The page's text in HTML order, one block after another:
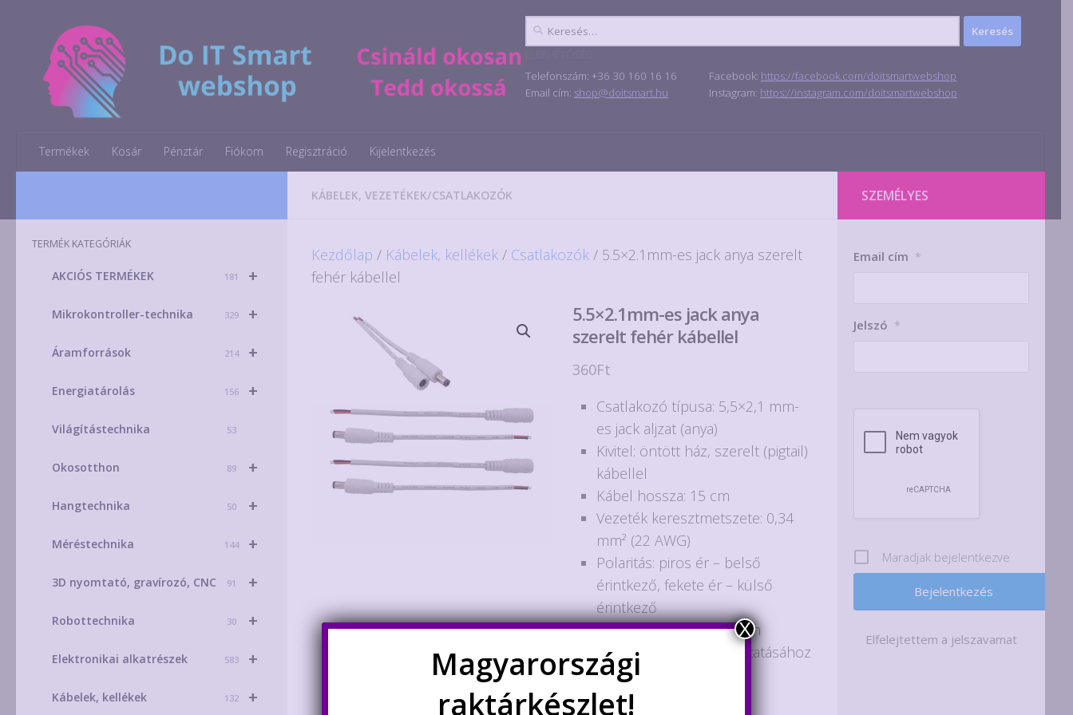
Skip to content Keresés:
Telefonszám: +36 30 160 16 16 Facebook: https://facebook.com/doitsmartwebshop
Email cím: shop@doitsmart.hu Instagram: https://instagram.com/doitsmartwebshop
Termékek Kosár Pénztár Fiókom Regisztráció Kijelentkezés
KÁBELEK, VEZETÉKEK/CSATLAKOZÓK
Kezdőlap / Kábelek, kellékek / Csatlakozók / 5.5×2.1mm-es jack anya szerelt
fehér kábellel
5.5×2.1mm-es jack anya
szerelt fehér kábellel
360Ft
Csatlakozó típusa: 5,5×2,1 mm-
es jack aljzat (anya)
Kivitel: öntött ház, szerelt (pigtail)
kábellel
Kábel hossza: 15 cm
Vezeték keresztmetszete: 0,34
mm² (22 AWG)
Polaritás: piros ér – belső
érintkező, fekete ér – külső
érintkező
Felhasználás: elsősorban
tápfeszültség csatlakoztatásához
Nincs több készleten
TERMÉK KATEGÓRIÁK
+
AKCIÓS TERMÉKEK 181
+
Mikrokontroller-technika 329
+
Áramforrások 214
+
Energiatárolás 156
Világítástechnika 53
+
Okosotthon 89
+
Hangtechnika 50
+
Méréstechnika 144
+
3D nyomtató, gravírozó, CNC 91
+
Robottechnika 30
+
Elektronikai alkatrészek 583
+
Kábelek, kellékek 132
SZEMÉLYES
Email cím *
Jelszó *
Maradjak bejelentkezve
Elfelejtettem a jelszavamat
Magyarországi
raktárkészlet!
X